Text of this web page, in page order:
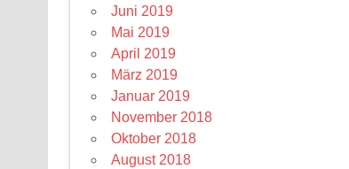
Juni 2019
Mai 2019
April 2019
März 2019
Januar 2019
November 2018
Oktober 2018
August 2018